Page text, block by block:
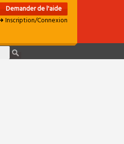
Demander de l'aide
Inscription/Connexion